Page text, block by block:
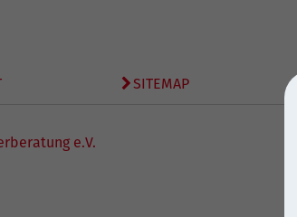
SITEMAP
e.V.